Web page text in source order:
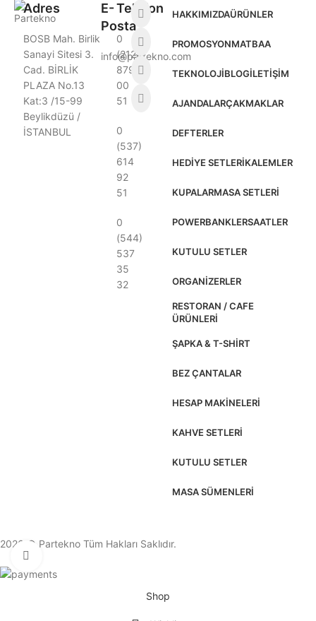
Adres
BOSB Mah. Birlik
Sanayi Sitesi 3.
Cad. BİRLİK
PLAZA No.13
Kat:3 /15-99
Beylikdüzü /
İSTANBUL
E-
Posta
info@partekno.com
Telefon
0
(212)
879
00
51
0
(537)
614
92
51
0
(544)
537
35
32
HAKKIMIZDAÜRÜNLER
PROMOSYONMATBAA
TEKNOLOJIBLOGİLETIŞIM
AJANDALARÇAKMAKLAR
DEFTERLER
HEDIYE SETLERIKALEMLER
KUPALARMASA SETLERI
POWERBANKLERSAATLER
KUTULU SETLER
ORGANIZERLER
RESTORAN / CAFE
ÜRÜNLERI
ŞAPKA & T-SHIRT
BEZ ÇANTALAR
HESAP MAKINELERI
KAHVE SETLERI
KUTULU SETLER
MASA SÜMENLERI
2026 © Partekno Tüm Hakları Saklıdır.
Shop